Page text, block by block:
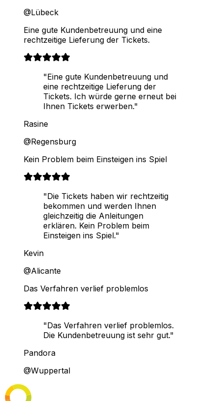
@Lübeck
Eine gute Kundenbetreuung und eine
rechtzeitige Lieferung der Tickets.
"Eine gute Kundenbetreuung und
eine rechtzeitige Lieferung der
Tickets. Ich würde gerne erneut bei
Ihnen Tickets erwerben."
Rasine
@Regensburg
Kein Problem beim Einsteigen ins Spiel
"Die Tickets haben wir rechtzeitig
bekommen und werden Ihnen
gleichzeitig die Anleitungen
erklären. Kein Problem beim
Einsteigen ins Spiel."
Kevin
@Alicante
Das Verfahren verlief problemlos
"Das Verfahren verlief problemlos.
Die Kundenbetreuung ist sehr gut."
Pandora
@Wuppertal